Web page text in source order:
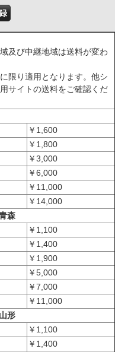
及び中継地域は送料が変わ
限り適用となります。他シ
サイトの送料をご確認くだ
￥1,600
￥1,800
￥3,000
￥6,000
￥11,000
￥14,000
森
￥1,100
￥1,400
￥1,900
￥5,000
￥7,000
￥11,000
形
￥1,100
￥1,400